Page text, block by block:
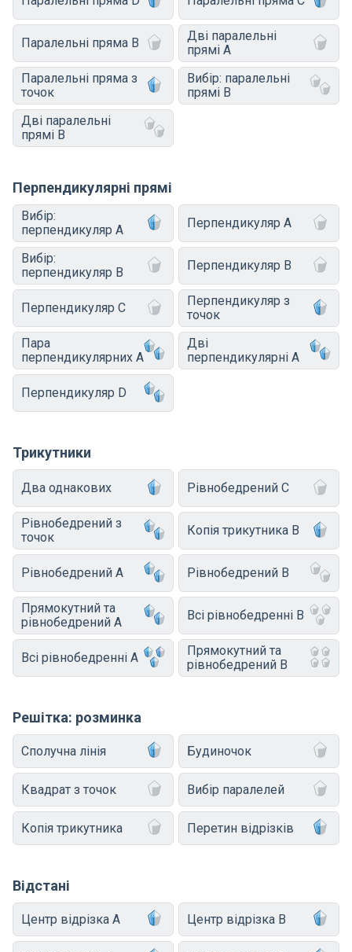
Паралельні пряма B
Дві паралельні
прямі A
Паралельні пряма з
точок
Вибір: паралельні
прямі B
Дві паралельні
прямі B
Перпендикулярні прямі
Вибір:
перпендикуляр A
Перпендикуляр A
Вибір:
перпендикуляр B
Перпендикуляр B
Перпендикуляр C
Перпендикуляр з
точок
Пара
перпендикулярних A
Дві
перпендикулярні A
Перпендикуляр D
Трикутники
Два однакових Рівнобедрений C
Рівнобедрений з
точок
Копія трикутника B
Рівнобедрений A Рівнобедрений B
Прямокутний та
рівнобедрений A
Всі рівнобедренні B
Всі рівнобедренні A
Прямокутний та
рівнобедрений B
Решітка: розминка
Сполучна лінія Будиночок
Квадрат з точок Вибір паралелей
Копія трикутника Перетин відрізків
Відстані
Центр відрізка A Центр відрізка B